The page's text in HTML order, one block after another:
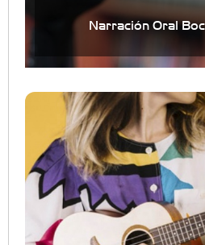
Narración Oral